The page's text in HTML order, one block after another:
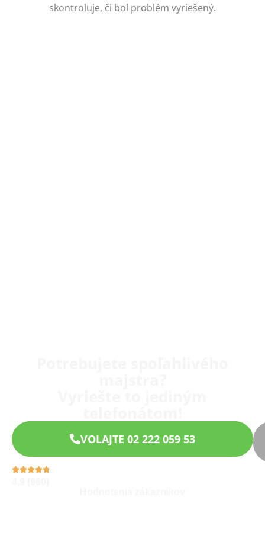
skontroluje, či bol problém vyriešený.
VOLAJTE 02 222 059 53